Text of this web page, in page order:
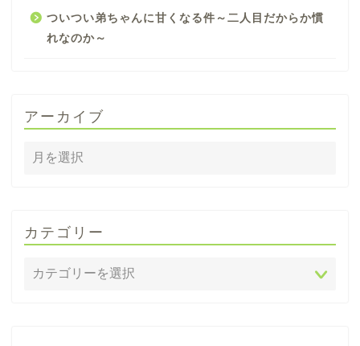
ついつい弟ちゃんに甘くなる件～二人目だからか慣
れなのか～
アーカイブ
カテゴリー